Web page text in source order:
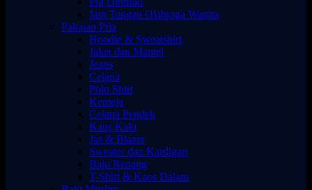
Jam Tangan Olahraga Wanita
Pakaian Pria
Hoodie & Sweatshirt
Jaket dan Mantel
Jeans
Celana
Polo Shirt
Kemeja
Celana Pendek
Kaus Kaki
Jas & Blazer
Sweater dan Kardigan
Baju Renang
T-Shirt & Kaos Dalam